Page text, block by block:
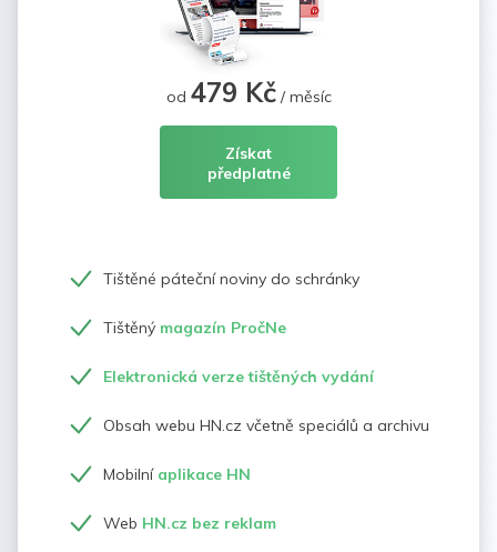
od 479 Kč/ měsíc
Získat
předplatné
Tištěné páteční noviny do schránky
Tištěný magazín PročNe
Elektronická verze tištěných vydání
Obsah webu HN.cz včetně speciálů a archivu
Mobilní aplikace HN
Web HN.cz bez reklam